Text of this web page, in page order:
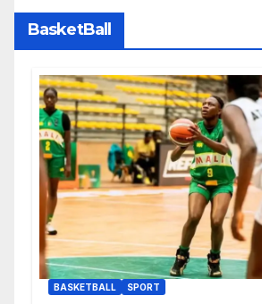
BasketBall
BASKETBALL SPORT